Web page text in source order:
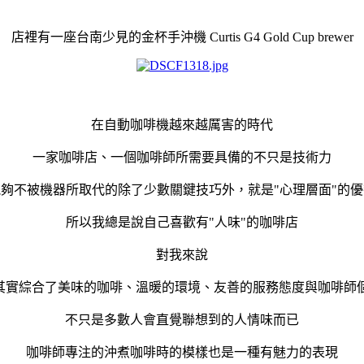
店裡有一座台南少見的金杯手沖機 Curtis G4 Gold Cup brewer
在自動咖啡機越來越厲害的時代
一家咖啡店、一個咖啡師所需要具備的不只是技術力
不被機器所取代的除了少數關鍵技巧外，就是"心理層面"的
所以我總是說自己喜歡有"人味"的咖啡店
對我來說
實綜合了美味的咖啡、溫暖的環境、友善的服務態度與咖啡師
不只是多數人會直覺聯想到的人情味而已
咖啡師專注的沖煮咖啡時的模樣也是一種有魅力的表現